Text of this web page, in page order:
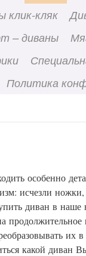
клик-кляк
– диваны
Политика
особенно
: исчезли ножки,
диван в наше
продолжительное
их в
какой диван